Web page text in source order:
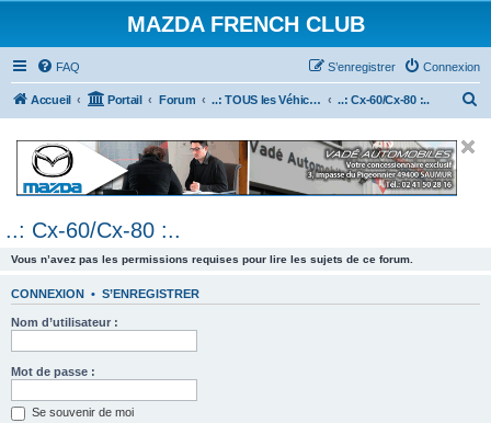
MAZDA FRENCH CLUB
FAQ Connexion
S’enregistrer
Accueil Portail Forum ..: TOUS les Véhicules MAZDA :.. ..: Cx-60/Cx-80 :..
e
..: Cx-60/Cx-80 :..
Vous n’avez pas les permissions requises pour lire les sujets de ce forum.
CONNEXION • S’ENREGISTRER
Nom d’utilisateur :
Mot de passe :
Se souvenir de moi